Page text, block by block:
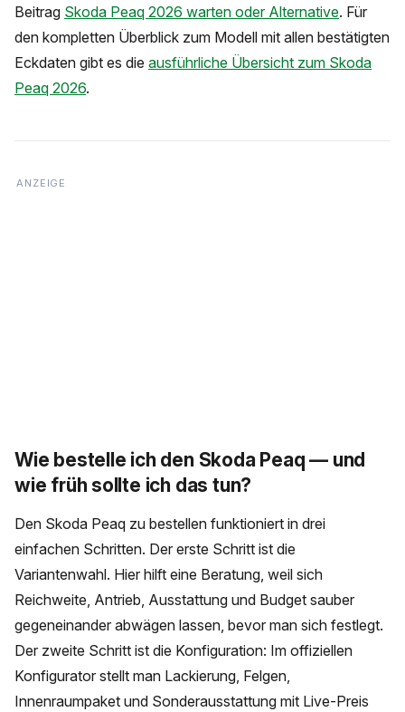
Beitrag Skoda Peaq 2026 warten oder Alternative. Für
den kompletten Überblick zum Modell mit allen bestätigten
Eckdaten gibt es die ausführliche Übersicht zum Skoda
Peaq 2026.
Wie bestelle ich den Skoda Peaq — und
wie früh sollte ich das tun?
Den Skoda Peaq zu bestellen funktioniert in drei
einfachen Schritten. Der erste Schritt ist die
Variantenwahl. Hier hilft eine Beratung, weil sich
Reichweite, Antrieb, Ausstattung und Budget sauber
gegeneinander abwägen lassen, bevor man sich festlegt.
Der zweite Schritt ist die Konfiguration: Im offiziellen
Konfigurator stellt man Lackierung, Felgen,
Innenraumpaket und Sonderausstattung mit Live-Preis